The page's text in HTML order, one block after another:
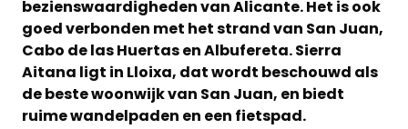
bezienswaardigheden van Alicante. Het is ook
goed verbonden met het strand van San Juan,
Cabo de las Huertas en Albufereta. Sierra
Aitana ligt in Lloixa, dat wordt beschouwd als
de beste woonwijk van San Juan, en biedt
ruime wandelpaden en een fietspad.